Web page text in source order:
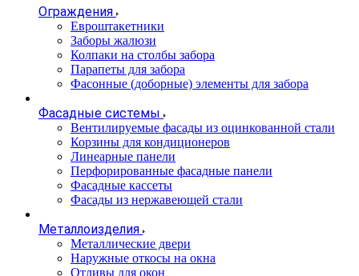
Ограждения
Евроштакетники
Заборы жалюзи
Колпаки на столбы забора
Парапеты для забора
Фасонные (доборные) элементы для забора
Фасадные системы
Вентилируемые фасады из оцинкованной стали
Корзины для кондиционеров
Линеарные панели
Перфорированные фасадные панели
Фасадные кассеты
Фасады из нержавеющей стали
Металлоизделия
Металлические двери
Наружные откосы на окна
Отливы для окон